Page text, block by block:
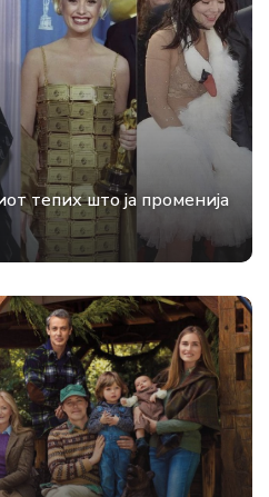
тепих што ја променија